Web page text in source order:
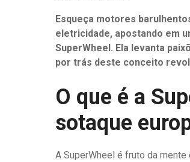
Esqueça motores
eletricidade, apostando em
SuperWheel. Ela levanta
por trás deste conceito
O que é a
sotaque
A SuperWheel é fruto da